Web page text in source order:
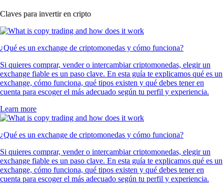
Claves para invertir en cripto
¿Qué es un exchange de criptomonedas y cómo funciona?
Si quieres comprar, vender o intercambiar criptomonedas, elegir un
exchange fiable es un paso clave. En esta guía te explicamos qué es un
exchange, cómo funciona, qué tipos existen y qué debes tener en
cuenta para escoger el más adecuado según tu perfil y experiencia.
Learn more
¿Qué es un exchange de criptomonedas y cómo funciona?
Si quieres comprar, vender o intercambiar criptomonedas, elegir un
exchange fiable es un paso clave. En esta guía te explicamos qué es un
exchange, cómo funciona, qué tipos existen y qué debes tener en
cuenta para escoger el más adecuado según tu perfil y experiencia.